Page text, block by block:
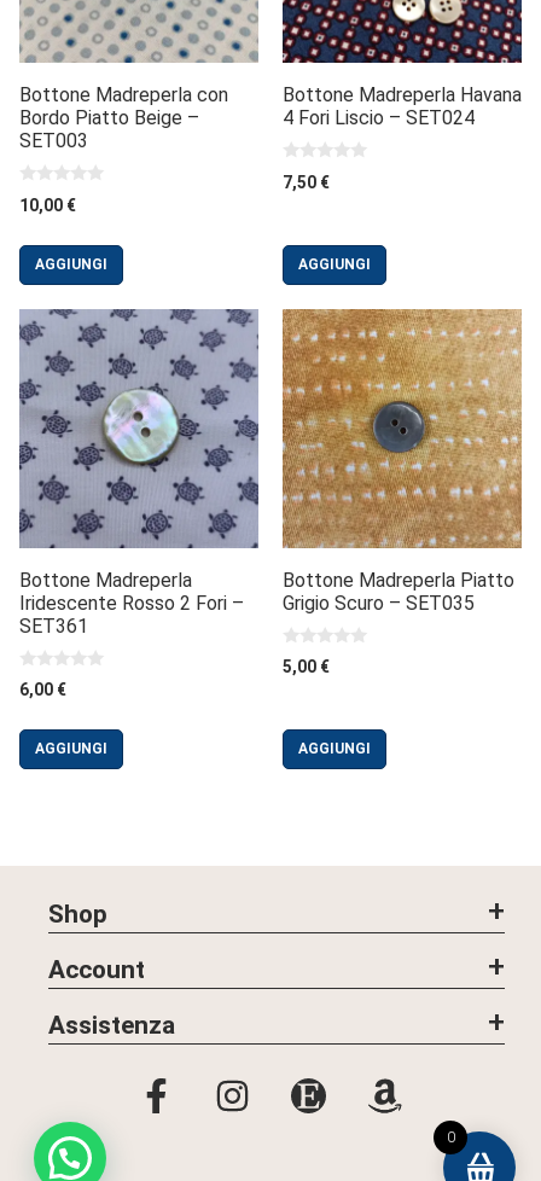
Bottone Madreperla con
Bordo Piatto Beige –
SET003
0
s
5
10,00 €
AGGIUNGI
Bottone Madreperla Havana
4 Fori Liscio – SET024
0
s
7,50 €
AGGIUNGI
Bottone Madreperla
Iridescente Rosso 2 Fori –
SET361
0
s
5
6,00 €
AGGIUNGI
Bottone Madreperla Piatto
Grigio Scuro – SET035
0
s
5,00 €
AGGIUNGI
Shop
Account
Assistenza
0